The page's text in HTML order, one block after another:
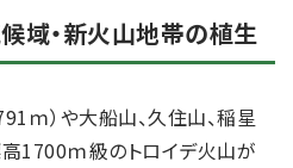
域・新火山地帯の植生
ｍ）や大船山、久住山、稲星
高1700ｍ級のトロイデ火山が